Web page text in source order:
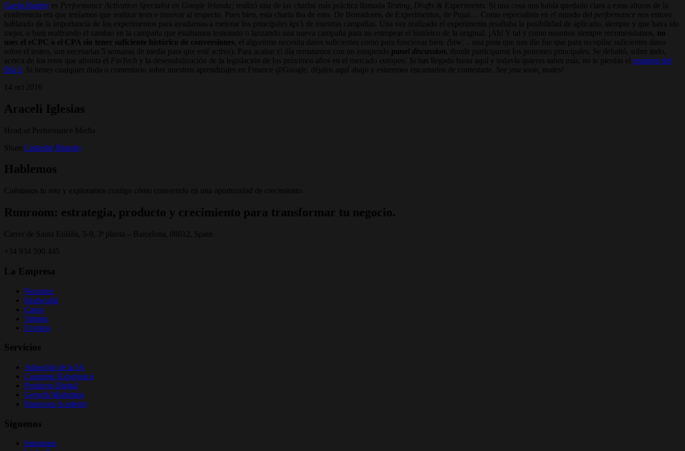
Gavin Hanley es Performance Activation Specialist en Google Irlanda; realizó una de las charlas más práctica llamada Testing, Drafts & Experiments . Si una cosa nos había quedado clara a estas alturas de la
conferencia era que teníamos que realizar tests e innovar al respecto. Pues bien, esta charla iba de esto. De Borradores, de Experimentos, de Pujas… Como especialista en el mundo del performance
nos estuvo
hablando de la importancia de los experimentos para ayudarnos a mejorar los principales kpi’s de nuestras campañas. Una vez realizado el experimento resaltaba la posibilidad de aplicarlo, siempre y que haya ido
mejor, o bien realizando el cambio en la campaña que estábamos testeando o lanzando una nueva campaña para no estropear el histórico de la original. ¡Ah! Y tal y como nosotros siempre recomendamos, no
uses el eCPC o el CPA sin tener suficiente histórico de conversiones , el algoritmo necesita datos suficientes como para funcionar bien. (btw… una pista que nos dio fue que para recopilar suficientes datos
sobre el testeo, son necesarias 5 semanas de media para que esté activo). Para acabar el día rematamos con un estupendo panel discussion , donde participaron los ponentes principales. Se debatió, sobre todo,
acerca de los retos que afronta el
FinTech y la desestabilización de la legislación de los próximos años en el mercado europeo. Si has llegado hasta aquí y todavía quieres saber más, no te pierdas el resumen del
Día 2 . Si tienes cualquier duda o comentario sobre nuestros aprendizajes en Finance @Google, déjalos aquí abajo y estaremos encantados de contestarte.
See you soon, mates!
14 oct 2016
Araceli Iglesias
Head of Performance Media
Share: Linkedin Bluesky
Hablemos
Cuéntanos tu reto y exploramos contigo cómo convertirlo en una oportunidad de crecimiento.
Runroom: estrategia, producto y crecimiento para transformar tu negocio.
Carrer de Santa Eulàlia, 5-9, 3ª planta – Barcelona, 08012, Spain
+34 934 590 445
La Empresa
Nosotros
Realworld
Casos
Talento
Eventos
Servicios
Adopción de la IA
Customer Experience
Producto Digital
Growth Marketing
Runroom Academy
Síguenos
Instagram